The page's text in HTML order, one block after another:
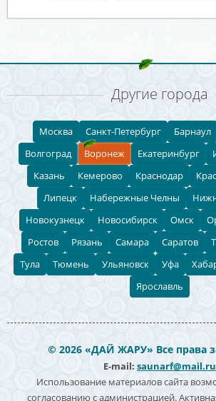
Другие города
Москва Санкт-Петербург Барнаул
Волгоград
Воронеж Екатеринбург
Казань
Кемерово Краснодар
Липецк
Набережные Челны
Новокузнецк
Новосибирск Омск
Ростов
Рязань Самара Саратов
Тула
Тюмень Ульяновск Уфа
Ярославль
© 2026 «ДАЙ ЖАРУ» Все права
E-mail: saunarf@mail.ru
Использование материалов сайта
согласованию с администрацией.